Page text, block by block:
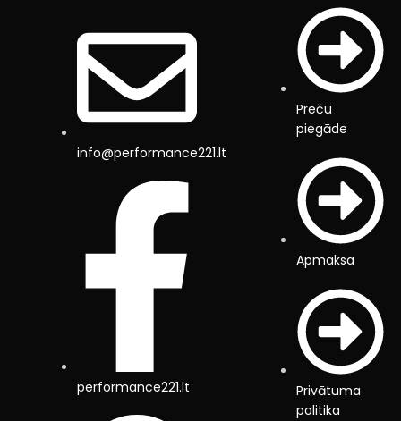
info@performance221.lt
performance221.lt
Preču
piegāde
Apmaksa
Privātuma
politika